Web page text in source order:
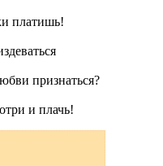
платишь!
признаться?
и плачь!